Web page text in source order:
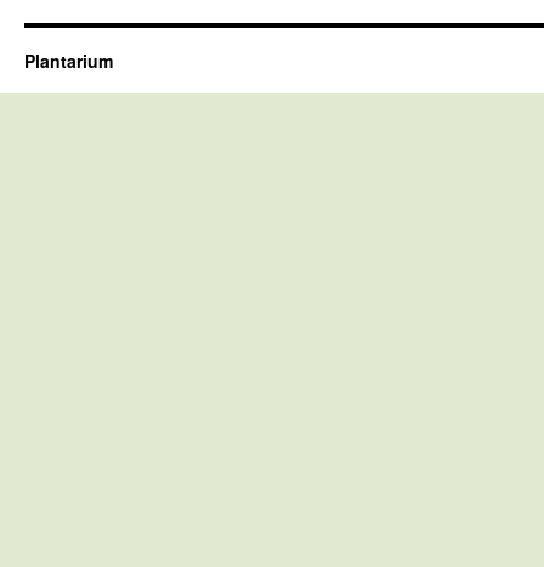
Plantarium